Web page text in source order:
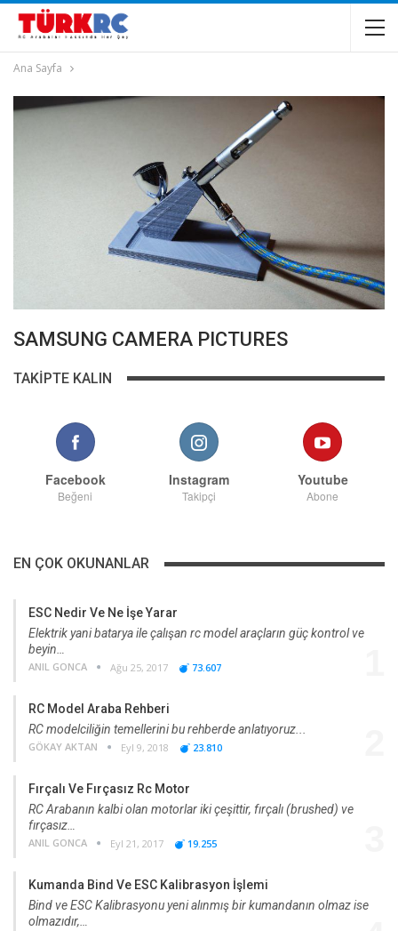
Ana Sayfa
SAMSUNG CAMERA PICTURES
TAKIPTE KALIN
Facebook
Beğeni
Instagram
Takipçi
Youtube
Abone
EN ÇOK OKUNANLAR
ESC Nedir Ve Ne İşe Yarar
Elektrik yani batarya ile çalışan rc model araçların güç kontrol ve
beyin…
ANIL GONCA Ağu 25, 2017 73.607
RC Model Araba Rehberi
RC modelciliğin temellerini bu rehberde anlatıyoruz...
GÖKAY AKTAN Eyl 9, 2018 23.810
Fırçalı Ve Fırçasız Rc Motor
RC Arabanın kalbi olan motorlar iki çeşittir, fırçalı (brushed) ve
fırçasız…
ANIL GONCA Eyl 21, 2017 19.255
Kumanda Bind Ve ESC Kalibrasyon İşlemi
Bind ve ESC Kalibrasyonu yeni alınmış bir kumandanın olmaz ise
olmazıdır,…